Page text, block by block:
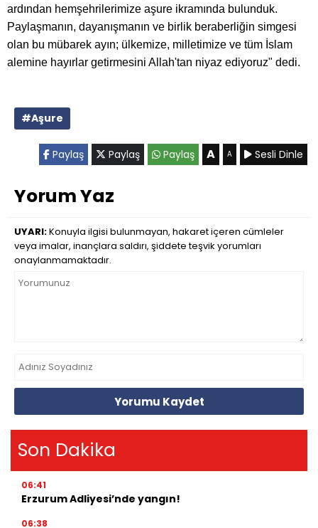
ardından hemşehrilerimize aşure ikramında bulunduk.
Paylaşmanın, dayanışmanın ve birlik beraberliğin simgesi
olan bu mübarek ayın; ülkemize, milletimize ve tüm İslam
alemine hayırlar getirmesini Allah'tan niyaz ediyoruz" dedi.
#Aşure
Paylaş Paylaş Paylaş A A Sesli Dinle
Yorum Yaz
UYARI:Konuyla ilgisi bulunmayan, hakaret içeren cümleler
veya imalar, inançlara saldırı, şiddete teşvik yorumları
onaylanmamaktadır.
Yorumu Kaydet
Son Dakika
06:41
Erzurum Adliyesi’nde yangın!
06:38